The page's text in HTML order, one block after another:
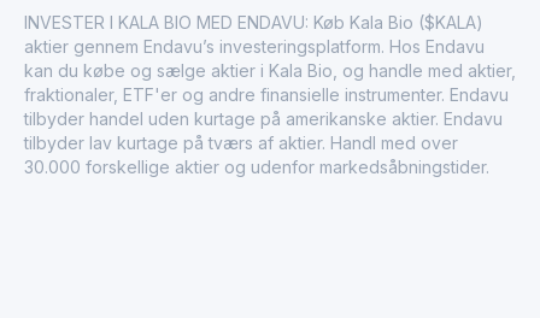
INVESTER I KALA BIO MED ENDAVU: Køb Kala Bio ($KALA)
aktier gennem Endavu’s investeringsplatform. Hos Endavu
kan du købe og sælge aktier i Kala Bio, og handle med aktier,
fraktionaler, ETF'er og andre finansielle instrumenter. Endavu
tilbyder handel uden kurtage på amerikanske aktier. Endavu
tilbyder lav kurtage på tværs af aktier. Handl med over
30.000 forskellige aktier og udenfor markedsåbningstider.